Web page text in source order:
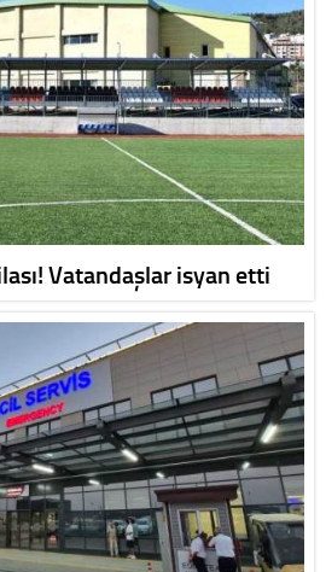
Vatandaşlar isyan etti